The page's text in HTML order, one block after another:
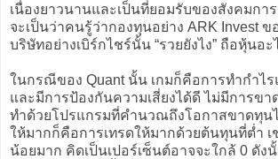
เนื่องยาวนานและเป็นที่ยอมรับของสังคมกา
จะเป็นว่าคนรู้ว่ากองทุนอย่าง ARK Invest ข
บริษัทอย่างเบิร์กไชร์นั้น “รวยยังไง” ถือหุ้นอะ
ในกรณีของ Quant นั้น เกมก็คือการทำกำไ
และมีการป้องกันความเสี่ยงได้ดี ไม่มีการขา
ทำด้วยโปรแกรมที่คำนวณถึงโอกาสขาดทุน
ให้มากก็คือการเทรดให้มากด้วยต้นทุนที่ต่ำ เ
น้อยมาก คิดเป็นเปอร์เซ็นต์อาจจะใกล้ 0 ดัง